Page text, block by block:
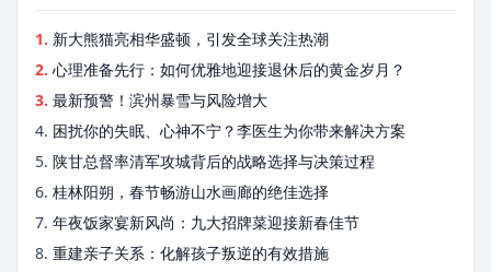
1. 新大熊猫亮相华盛顿，引发全球关注热潮
2. 心理准备先行：如何优雅地迎接退休后的黄金岁月？
3. 最新预警！滨州暴雪与风险增大
4. 困扰你的失眠、心神不宁？李医生为你带来解决方案
5. 陕甘总督率清军攻城背后的战略选择与决策过程
6. 桂林阳朔，春节畅游山水画廊的绝佳选择
7. 年夜饭家宴新风尚：九大招牌菜迎接新春佳节
8. 重建亲子关系：化解孩子叛逆的有效措施